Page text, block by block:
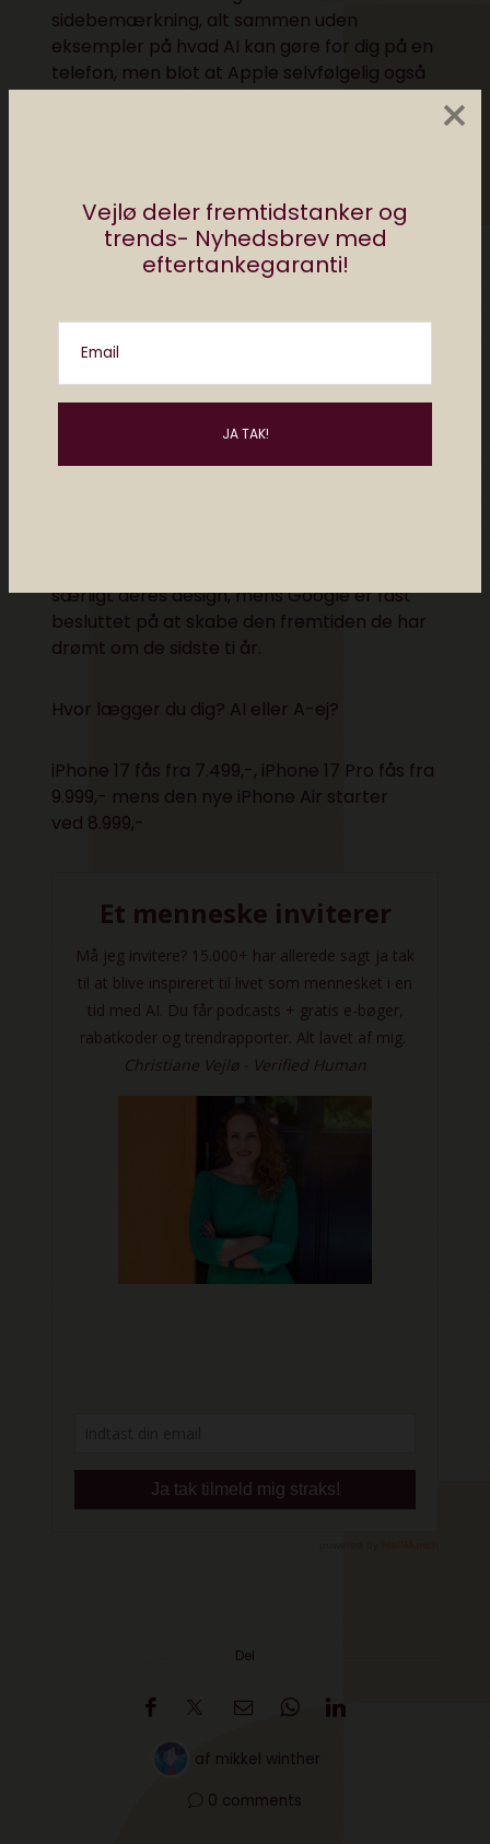
Vejlø deler fremtidstanker og
trends- Nyhedsbrev med
eftertankegaranti!
Email
×
sidebemærkning, alt sammen uden
eksempler på hvad AI kan gøre for dig på en
telefon, men blot at Apple selvfølgelig også
har det og er klar på fremtiden. Ikke engang
Apples forsøg på at træde et skridt tilbage
særligt deres design, mens Google er fast
besluttet på at skabe den fremtiden de har
drømt om de sidste ti år.
Hvor lægger du dig? AI eller A-ej?
iPhone 17 fås fra 7.499,-, iPhone 17 Pro fås fra
9.999,- mens den nye iPhone Air starter
ved 8.999,-
Del
af mikkel winther
0 comments